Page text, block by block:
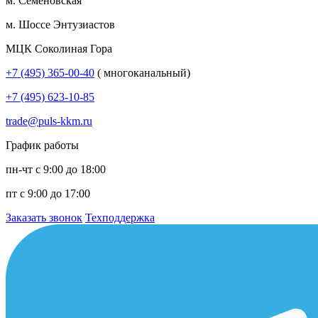
м. Шоссе Энтузиастов
МЦК Соколиная Гора
+7 (495) 365-00-40 ( многоканальный)
+7 (495) 623-10-85
trade@puls-kkm.ru
График работы
пн-чт с 9:00 до 18:00
пт с 9:00 до 17:00
Заказать звонок Техподдержка